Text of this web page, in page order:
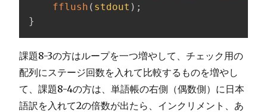
fflush ( stdout ) ;
}
課題8-3の方はループを一つ増やして、チェック用の
配列にステージ回数を入れて比較するものを増やし
て、課題8-4の方は、単語帳の右側（偶数側）に日本
語訳を入れて2の倍数が出たら、インクリメント、あ